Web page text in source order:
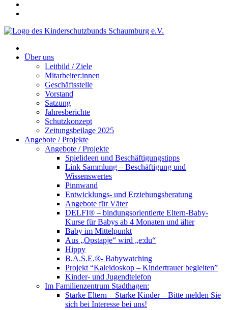
Über uns
Leitbild / Ziele
Mitarbeiter:innen
Geschäftsstelle
Vorstand
Satzung
Jahresberichte
Schutzkonzept
Zeitungsbeilage 2025
Angebote / Projekte
Angebote / Projekte
Spielideen und Beschäftigungstipps
Link Sammlung – Beschäftigung und
Wissenswertes
Pinnwand
Entwicklungs- und Erziehungsberatung
Angebote für Väter
DELFI® – bindungsorientierte Eltern-Baby-
Kurse für Babys ab 4 Monaten und älter
Baby im Mittelpunkt
Aus „Opstapje“ wird „e:du“
Hippy
B.A.S.E.®- Babywatching
Projekt “Kaleidoskop – Kindertrauer begleiten”
Kinder- und Jugendtelefon
Im Familienzentrum Stadthagen:
Starke Eltern – Starke Kinder – Bitte melden Sie
sich bei Interesse bei uns!